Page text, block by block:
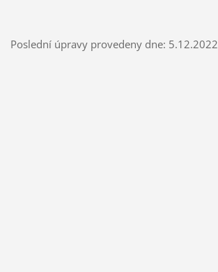
Poslední úpravy provedeny dne: 5.12.2022